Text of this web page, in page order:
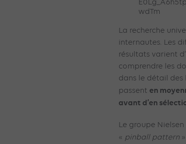
La recherche
internautes. Les
résultats varient
comprendre les
dans le détail des
passent en
avant d’en
Le groupe
« pinball pattern